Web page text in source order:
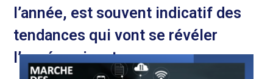
l’année, est souvent indicatif des
tendances qui vont se révéler
l’année suivante.